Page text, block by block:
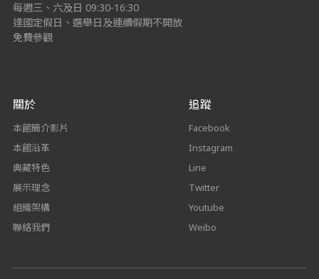
每週三、六及日 09:30-16:30
逢國定假日、選舉日及連續假期不開放
免費參觀
關於
本館簡介影片
本館沿革
典藏特色
展示理念
組織架構
聯絡我們
追蹤
Facebook
Instagram
Line
Twitter
Youtube
Weibo